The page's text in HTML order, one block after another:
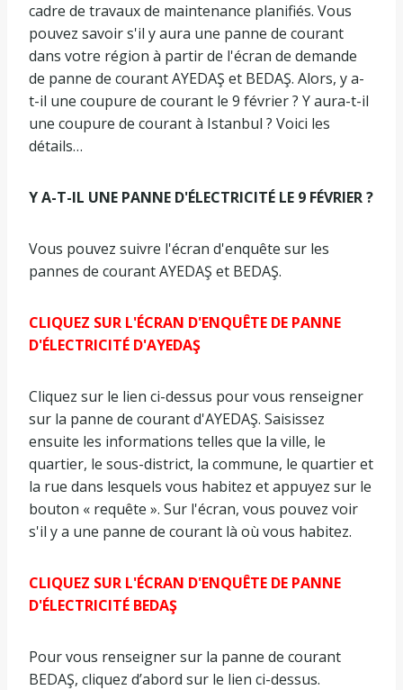
cadre de travaux de maintenance planifiés. Vous
pouvez savoir s'il y aura une panne de courant
dans votre région à partir de l'écran de demande
de panne de courant AYEDAŞ et BEDAŞ. Alors, y a-
t-il une coupure de courant le 9 février ? Y aura-t-il
une coupure de courant à Istanbul ? Voici les
détails…
Y A-T-IL UNE PANNE D'ÉLECTRICITÉ LE 9 FÉVRIER ?
Vous pouvez suivre l'écran d'enquête sur les
pannes de courant AYEDAŞ et BEDAŞ.
CLIQUEZ SUR L'ÉCRAN D'ENQUÊTE DE PANNE
D'ÉLECTRICITÉ D'AYEDAŞ
Cliquez sur le lien ci-dessus pour vous renseigner
sur la panne de courant d'AYEDAŞ. Saisissez
ensuite les informations telles que la ville, le
quartier, le sous-district, la commune, le quartier et
la rue dans lesquels vous habitez et appuyez sur le
bouton « requête ». Sur l'écran, vous pouvez voir
s'il y a une panne de courant là où vous habitez.
CLIQUEZ SUR L'ÉCRAN D'ENQUÊTE DE PANNE
D'ÉLECTRICITÉ BEDAŞ
Pour vous renseigner sur la panne de courant
BEDAŞ, cliquez d’abord sur le lien ci-dessus.